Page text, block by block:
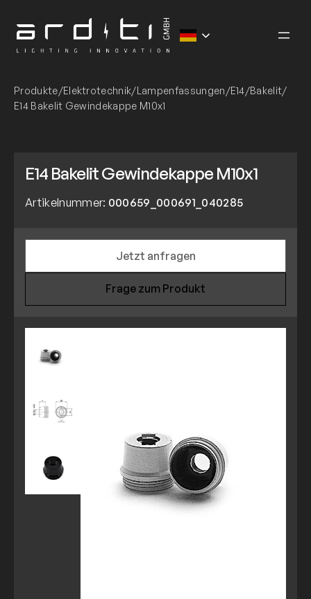
Inhalt
springen
Produkte/Elektrotechnik/Lampenfassungen/E14/Bakelit/
E14 Bakelit Gewindekappe M10x1
E14 Bakelit Gewindekappe M10x1
Artikelnummer: 000659_000691_040285
Jetzt anfragen
Frage zum Produkt